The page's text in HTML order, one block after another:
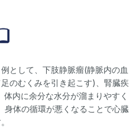
として、下肢静脈瘤(静脈内の血
のむくみを引き起こす)、腎臓疾
内に余分な水分が溜まりやすく
体の循環が悪くなることで心臓